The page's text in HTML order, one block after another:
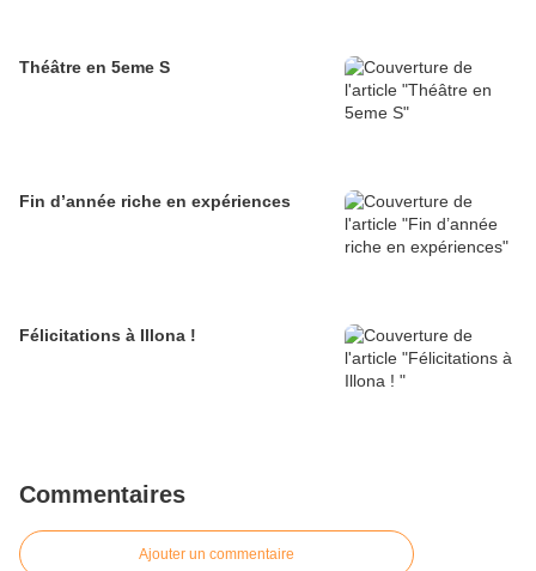
Théâtre en 5eme S
Fin d’année riche en expériences
Félicitations à Illona !
Commentaires
Ajouter un commentaire